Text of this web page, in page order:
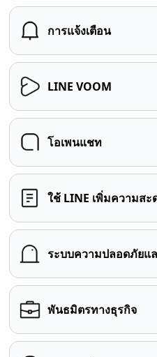
การแจ้งเตือน
LINE VOOM
โอเพนแชท
ใช้ LINE เพิ่มความสะ
ระบบความปลอดภัยแ
พันธมิตรทางธุรกิจ